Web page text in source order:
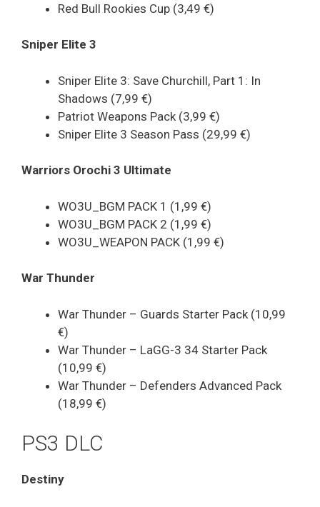
Red Bull Rookies Cup (3,49 €)
Sniper Elite 3
Sniper Elite 3: Save Churchill, Part 1: In
Shadows (7,99 €)
Patriot Weapons Pack (3,99 €)
Sniper Elite 3 Season Pass (29,99 €)
Warriors Orochi 3 Ultimate
WO3U_BGM PACK 1 (1,99 €)
WO3U_BGM PACK 2 (1,99 €)
WO3U_WEAPON PACK (1,99 €)
War Thunder
War Thunder – Guards Starter Pack (10,99
€)
War Thunder – LaGG-3 34 Starter Pack
(10,99 €)
War Thunder – Defenders Advanced Pack
(18,99 €)
PS3 DLC
Destiny